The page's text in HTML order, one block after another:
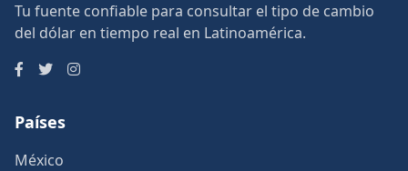
Tu fuente confiable para consultar el tipo de cambio
del dólar en tiempo real en Latinoamérica.
Países
México